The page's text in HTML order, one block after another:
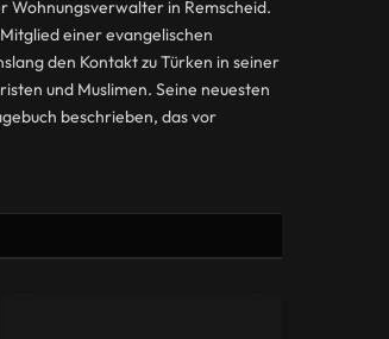
Wohnungsverwalter in Remscheid.
einer evangelischen
den Kontakt zu Türken in seiner
und Muslimen. Seine neuesten
beschrieben, das vor